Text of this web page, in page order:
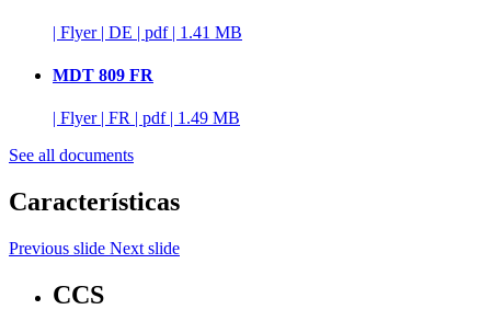
| Flyer | DE | pdf | 1.41 MB
MDT 809 FR
| Flyer | FR | pdf | 1.49 MB
See all documents
Características
Previous slide Next slide
CCS